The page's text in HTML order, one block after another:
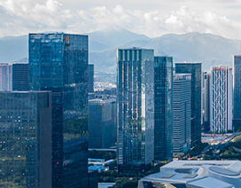
财经 教育 乡村振兴
大国智造 大国展会
CCTV.节目官网 直播